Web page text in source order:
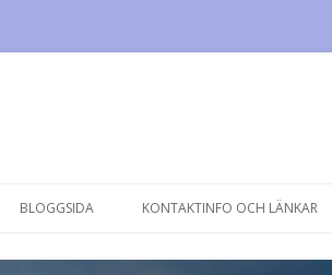
till
BLOGGSIDA KONTAKTINFO OCH LÄNKAR